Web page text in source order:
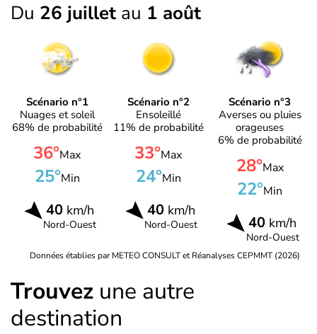
Du 26 juillet au 1 août
Scénario n°1
Nuages et soleil
68% de probabilité
36°Max
25°Min
40km/h
Nord-Ouest
Scénario n°2
Ensoleillé
11% de probabilité
33°Max
24°Min
40km/h
Nord-Ouest
Scénario n°3
Averses ou pluies
orageuses
6% de probabilité
28°Max
22°Min
40 km/h
Nord-Ouest
Données établies par METEO CONSULT et Réanalyses CEPMMT (2026)
Trouvez une autre
destination